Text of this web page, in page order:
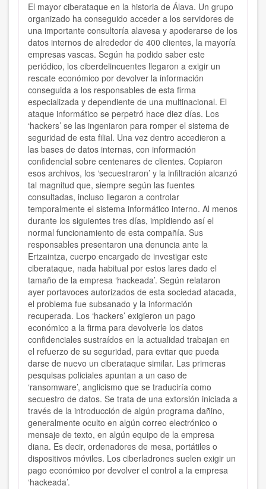
El mayor ciberataque en la historia de Álava. Un grupo
organizado ha conseguido acceder a los servidores de
una importante consultoría alavesa y apoderarse de los
datos internos de alrededor de 400 clientes, la mayoría
empresas vascas. Según ha podido saber este
periódico, los ciberdelincuentes llegaron a exigir un
rescate económico por devolver la información
conseguida a los responsables de esta firma
especializada y dependiente de una multinacional. El
ataque informático se perpetró hace diez días. Los
‘hackers’ se las ingeniaron para romper el sistema de
seguridad de esta filial. Una vez dentro accedieron a
las bases de datos internas, con información
confidencial sobre centenares de clientes. Copiaron
esos archivos, los ‘secuestraron’ y la infiltración alcanzó
tal magnitud que, siempre según las fuentes
consultadas, incluso llegaron a controlar
temporalmente el sistema informático interno. Al menos
durante los siguientes tres días, impidiendo así el
normal funcionamiento de esta compañía. Sus
responsables presentaron una denuncia ante la
Ertzaintza, cuerpo encargado de investigar este
ciberataque, nada habitual por estos lares dado el
tamaño de la empresa ‘hackeada’. Según relataron
ayer portavoces autorizados de esta sociedad atacada,
el problema fue subsanado y la información
recuperada. Los ‘hackers’ exigieron un pago
económico a la firma para devolverle los datos
confidenciales sustraídos en la actualidad trabajan en
el refuerzo de su seguridad, para evitar que pueda
darse de nuevo un ciberataque similar. Las primeras
pesquisas policiales apuntan a un caso de
‘ransomware’, anglicismo que se traduciría como
secuestro de datos. Se trata de una extorsión iniciada a
través de la introducción de algún programa dañino,
generalmente oculto en algún correo electrónico o
mensaje de texto, en algún equipo de la empresa
diana. Es decir, ordenadores de mesa, portátiles o
dispositivos móviles. Los ciberladrones suelen exigir un
pago económico por devolver el control a la empresa
‘hackeada’.